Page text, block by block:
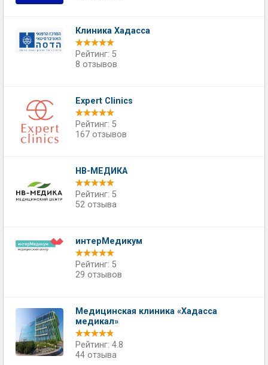
Клиника Хадасса
Рейтинг: 5
8 отзывов
Expert Clinics
Рейтинг: 5
167 отзывов
НВ-МЕДИКА
Рейтинг: 5
52 отзыва
интерМедикум
Рейтинг: 5
29 отзывов
Медицинская клиника «Хадасса
медикал»
Рейтинг: 4.8
44 отзыва